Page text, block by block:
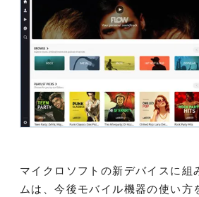
マイクロソフトの新デバイスに組
ムは、今後モバイル機器の使い方